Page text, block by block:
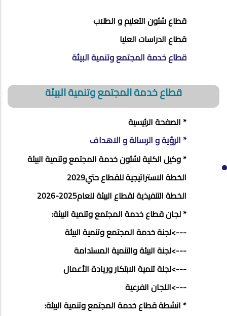
SECTORSقطاع شئون التعليم و الطلاب
قطاع الدراسات العليا
قطاع خدمة المجتمع وتنمية البيئة
قطاع خدمة المجتمع وتنمية البيئة
* الصفحة الرئيسية
* الرؤية و الرسالة و الاهداف
* وكيل الكلية لشئون خدمة المجتمع وتنمية البيئة
الخطة الاستراتيجية للقطاع حتي2029
الخطة التنفيذية لقطاع البيئة للعام2025-2026
* لجان قطاع خدمة المجتمع وتنمية البيئة:
--->لجنة خدمة المجتمع وتنمية البيئة
--->لجنة البيئة والتنمية المستدامة
--->لجنة تنمية الابتكار وريادة الأعمال
--->اللجان الفرعية
* انشطة قطاع خدمة المجتمع وتنمية البيئة: